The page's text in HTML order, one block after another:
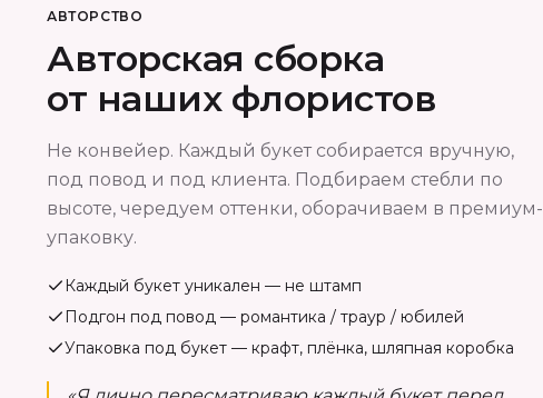
АВТОРСТВО
Авторская сборка
от наших флористов
Не конвейер. Каждый букет собирается вручную,
под повод и под клиента. Подбираем стебли по
высоте, чередуем оттенки, оборачиваем в премиум-
упаковку.
Каждый букет уникален — не штамп
Подгон под повод — романтика / траур / юбилей
Упаковка под букет — крафт, плёнка, шляпная коробка